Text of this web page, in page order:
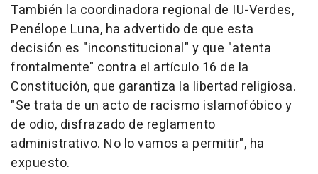
También la coordinadora regional de IU-Verdes,
Penélope Luna, ha advertido de que esta
decisión es "inconstitucional" y que "atenta
frontalmente" contra el artículo 16 de la
Constitución, que garantiza la libertad religiosa.
"Se trata de un acto de racismo islamofóbico y
de odio, disfrazado de reglamento
administrativo. No lo vamos a permitir", ha
expuesto.